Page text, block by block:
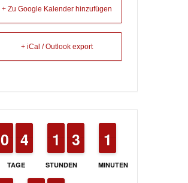
+ Zu Google Kalender hinzufügen
+ iCal / Outlook export
TAGE
9
9
0
0 3
3
4
4
STUNDEN
1
1
1
1 2
2
3
3
MINUTEN
1
1
1
1